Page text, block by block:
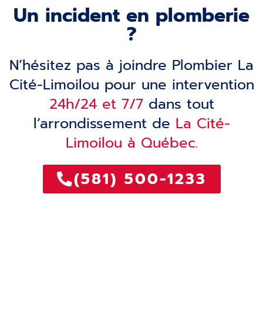
Un incident en plomberie
?
N’hésitez pas à joindre Plombier La
Cité-Limoilou pour une intervention
24h/24 et 7/7dans tout
l’arrondissement de La Cité-
Limoilou à Québec.
(581) 500-1233